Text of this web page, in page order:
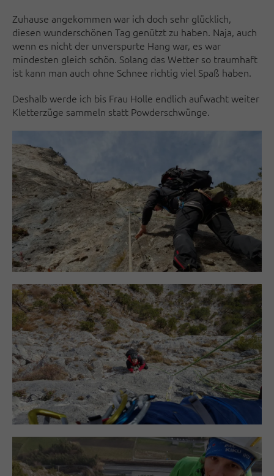
Zuhause angekommen war ich doch sehr glücklich,
diesen wunderschönen Tag genützt zu haben. Naja, auch
wenn es nicht der unverspurte Hang war, es war
mindesten gleich schön. Solang das Wetter so traumhaft
ist kann man auch ohne Schnee richtig viel Spaß haben.
Deshalb werde ich bis Frau Holle endlich aufwacht weiter
Kletterzüge sammeln statt Powderschwünge.